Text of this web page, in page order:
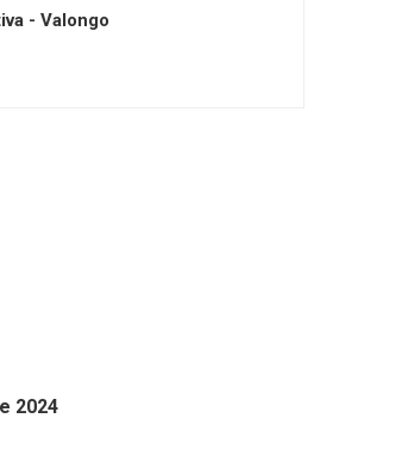
- Valongo
2024